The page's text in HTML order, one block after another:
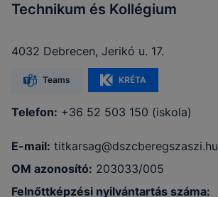
Technikum és Kollégium
4032 Debrecen, Jerikó u. 17.
Teams KRÉTA
Telefon: +36 52 503 150 (iskola)
E-mail: titkarsag@dszcberegszaszi.hu
OM azonosító: 203033/005
Felnőttképzési nyilvántartás száma: